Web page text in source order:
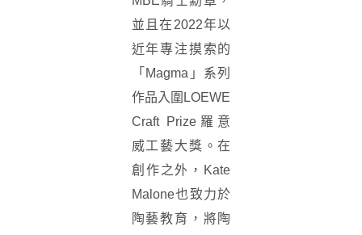
並且在2022年以
近年專注摸索的
「Magma」系列
作品入圍LOEWE
Craft Prize羅意
威工藝大獎。在
創作之外，Kate
Malone也致力於
陶藝教育，將陶